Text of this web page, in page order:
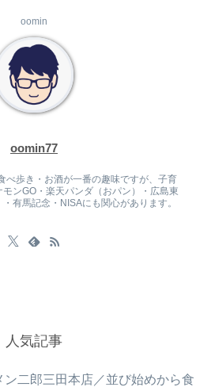
oomin
oomin77
べ歩き・お酒が一番の趣味ですが、子育
ンGO・楽天パンダ（おパン）・広島東
有馬記念・NISAにも関心があります。
人気記事
ン二郎三田本店／並び始めから食